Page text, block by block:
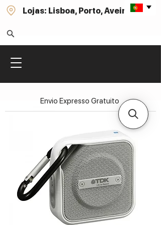
Lojas: Lisboa, Porto, Aveiro
Envio Expresso Gratuito